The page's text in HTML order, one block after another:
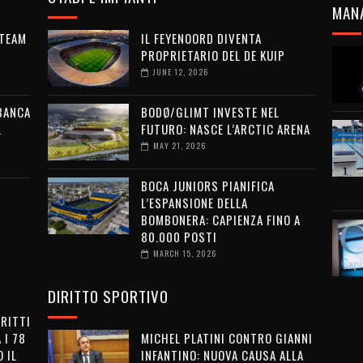
I 78
IL
IL FEYENOORD DIVENTA
PROPRIETARIO DEL DE KUIP
JUNE 12, 2026
BODØ/GLIMT INVESTE NEL
FUTURO: NASCE L’ARCTIC ARENA
MAY 21, 2026
BOCA JUNIORS PIANIFICA
L’ESPANSIONE DELLA
BOMBONERA: CAPIENZA FINO A
80.000 POSTI
MARCH 15, 2026
DIRITTO SPORTIVO
MICHEL PLATINI CONTRO GIANNI
INFANTINO: NUOVA CAUSA ALLA